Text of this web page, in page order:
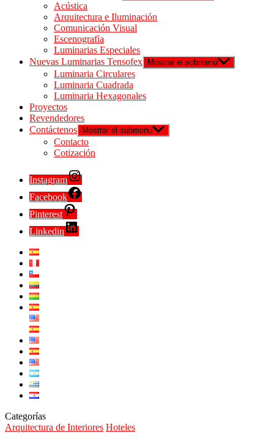
Acústica
Arquitectura e Iluminación
Comunicación Visual
Escenografía
Luminarias Especiales
Nuevas Luminarias Tensofex
Mostrar el submenú
Luminaria Circulares
Luminaria Cuadrada
Luminaria Hexagonales
Proyectos
Revendedores
Contáctenos
Mostrar el submenú
Contacto
Cotización
Instagram
Facebook
Pinterest
Linkedin
Categorías
Arquitectura de Interiores Hoteles